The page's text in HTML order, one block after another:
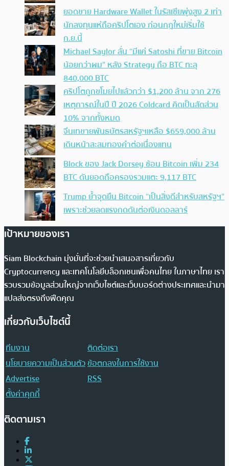
ยอดขาย Hardware Wallet ในรัสเซียพุ่งสูง 2 เท่า
นักลงทุนแห่ถือคริปโตเอง ก่อนกฎใหม่เริ่มใช้
ก.ย.นี้
Michael Saylor ลั่น “มีแค่ Satoshi ที่ขาย Bitcoin
น้อยกว่าผม” หลัง Strategy ถือ BTC ทะลุ
840,000 BTC
คริปโตถูกขโมยไปแล้วกว่า $1,200 ล้าน จาก 276
เหตุการณ์ในปี ปี 2026 Coldcard คิดเป็นสัดส่วน
10% จากทั้งหมด
จีนเทขายพันธบัตรสหรัฐฯเหลือ $659,000 ล้าน
เดินหน้าสะสมทองคำต่อเนื่องแทน
Block ของ Jack Dorsey ช้อน Bitcoin เพิ่ม 234
BTC ดันยอดถือครองรวมแตะ 9,117 BTC
Trump ย้ำจุดยืน Bitcoin “เป็นสิ่งดีสำหรับสหรัฐฯ”
เพราะช่วยลดแรงกดดันต่อเงินดอลลาร์
เป้าหมายของเรา
Siam Blockchain มุ่งมั่นที่จะช่วยนำเสนอสารเกี่ยวกับ
Cryptocurrency และเทคโนโลยีบล็อกเชนเพื่อคนไทย ในภาษาไทย เรา
รวบรวมข้อมูลส่วนใหญ่จากเว็บไซต์และเว็บบอร์ดต่างประเทศและนำมา
แปลส่งตรงถึงฟีดคุณ
เกี่ยวกับเว็บไซต์นี้
ทีมงาน
ติดต่อเรา
นโยบายความเป็นส่วนตัวข้อตกลงในการใช้งาน
Advertise
RSS
ตั้งค่าคุกกี้
ติดตามเรา